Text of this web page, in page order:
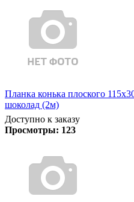
Планка конька плоского
шоколад (2м)
Доступно к заказу
Просмотры: 123